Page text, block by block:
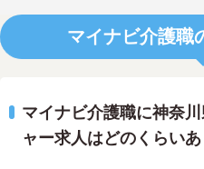
マイナビ介護職
マイナビ介護職に神奈
ャー求人はどのくらい